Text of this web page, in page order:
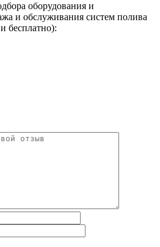
оборудования и
и обслуживания систем полива
бесплатно):